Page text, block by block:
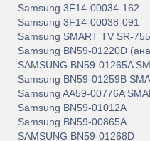
Samsung 3F14-00034-162
Samsung 3F14-00038-091
Samsung SMART TV SR-
Samsung BN59-01220D
SAMSUNG BN59-01265A
Samsung BN59-01259B
Samsung AA59-00776A
Samsung BN59-01012A
Samsung BN59-00865A
SAMSUNG BN59-01268D